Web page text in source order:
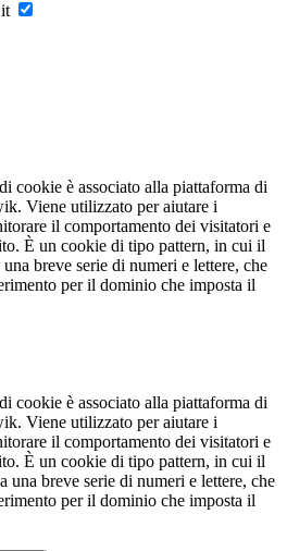
cookie è associato alla piattaforma di
Viene utilizzato per aiutare i
il comportamento dei visitatori e
È un cookie di tipo pattern, in cui il
breve serie di numeri e lettere, che
per il dominio che imposta il
cookie è associato alla piattaforma di
Viene utilizzato per aiutare i
il comportamento dei visitatori e
È un cookie di tipo pattern, in cui il
una breve serie di numeri e lettere, che
per il dominio che imposta il